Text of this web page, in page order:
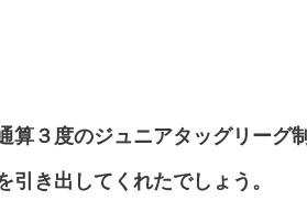
算３度のジュニアタッグリーグ
引き出してくれたでしょう。